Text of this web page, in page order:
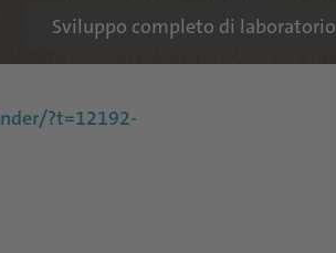
Sviluppo completo di laboratorio
?t=12192-